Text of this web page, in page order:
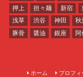
押上
担々麺 新宿
浅草
渋谷 神田 秋
豚骨
醤油 銀座 阿
ホーム プロフィ